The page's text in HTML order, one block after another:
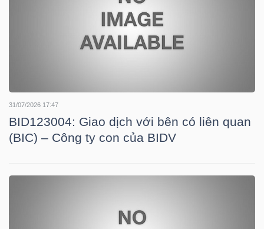
31/07/2026 17:47
BID123004: Giao dịch với bên có liên quan
(BIC) – Công ty con của BIDV
DÙNG
THIẾT
YẾU